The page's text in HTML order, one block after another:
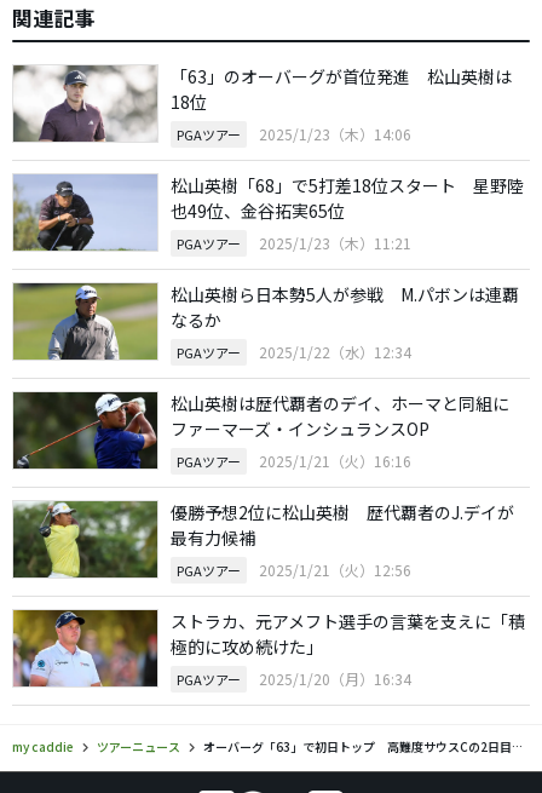
関連記事
「63」のオーバーグが首位発進 松山英樹は
18位
PGAツアー 2025/1/23（木）14:06
松山英樹「68」で5打差18位スタート 星野陸
也49位、金谷拓実65位
PGAツアー 2025/1/23（木）11:21
松山英樹ら日本勢5人が参戦 M.パボンは連覇
なるか
PGAツアー 2025/1/22（水）12:34
松山英樹は歴代覇者のデイ、ホーマと同組に
ファーマーズ・インシュランスOP
PGAツアー 2025/1/21（火）16:16
優勝予想2位に松山英樹 歴代覇者のJ.デイが
最有力候補
PGAツアー 2025/1/21（火）12:56
ストラカ、元アメフト選手の言葉を支えに「積
極的に攻め続けた」
PGAツアー 2025/1/20（月）16:34
my caddie ツアーニュース オーバーグ「63」で初日トップ 高難度サウスCの2日目も「プレーの仕方は変わらない」